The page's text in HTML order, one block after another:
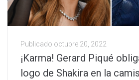
Publicado octubre 20, 2022
¡Karma! Gerard Piqué
logo de Shakira en la